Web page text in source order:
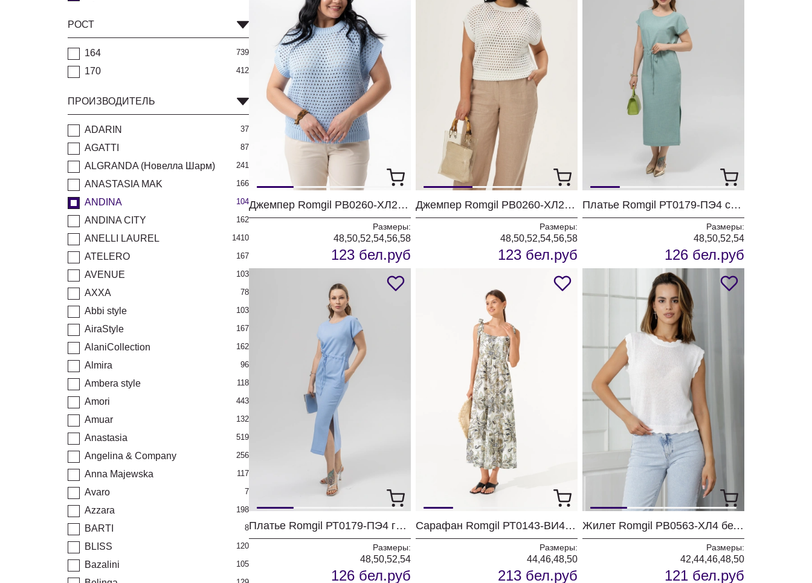
РОСТ
164 739
170 412
ПРОИЗВОДИТЕЛЬ
ADARIN 37
AGATTI 87
ALGRANDA (Новелла Шарм) 241
ANASTASIA MAK 166
ANDINA 104
ANDINA CITY 162
ANELLI LAUREL 1410
ATELERO 167
AVENUE 103
AXXA 78
Abbi style 103
AiraStyle 167
AlaniCollection 162
Almira 96
Ambera style 118
Amori 443
Amuar 132
Anastasia 519
Angelina & Company 256
Anna Majewska 117
Avaro 7
Azzara 198
BARTI 8
BLISS 120
Bazalini 105
Джемпер Romgil РВ0260-ХЛ2 бледно-голубой
Размеры:
48,50,52,54,56,58
123 бел.руб
Джемпер Romgil РВ0260-ХЛ2 белый
Размеры:
48,50,52,54,56,58
123 бел.руб
Платье Romgil РТ0179-ПЭ4 светлая полынь
Размеры:
48,50,52,54
126 бел.руб
Платье Romgil РТ0179-ПЭ4 голубой
Размеры:
48,50,52,54
126 бел.руб
Сарафан Romgil РТ0143-ВИ4 молочный + светлый хаки + черный
Размеры:
44,46,48,50
213 бел.руб
Жилет Romgil РВ0563-ХЛ4 белый
Размеры:
42,44,46,48,50
121 бел.руб